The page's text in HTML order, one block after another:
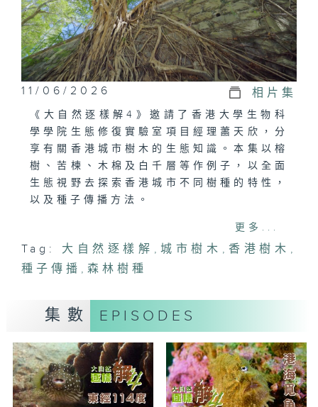
11/06/2026 相片集
《大自然逐樣解4》邀請了香港大學生物科
學學院生態修復實驗室項目經理蕭天欣，分
享有關香港城市樹木的生態知識。本集以榕
樹、苦楝、木棉及白千層等作例子，以全面
生態視野去探索香港城市不同樹種的特性，
以及種子傳播方法。
#大自然逐樣解#城市樹木#榕樹#木棉#白
千層#香港樹種#種子傳播
更多...
Tag: 大自然逐樣解 , 城市樹木 , 香港樹木 ,
種子傳播 ,森林樹種
集數 EPISODES